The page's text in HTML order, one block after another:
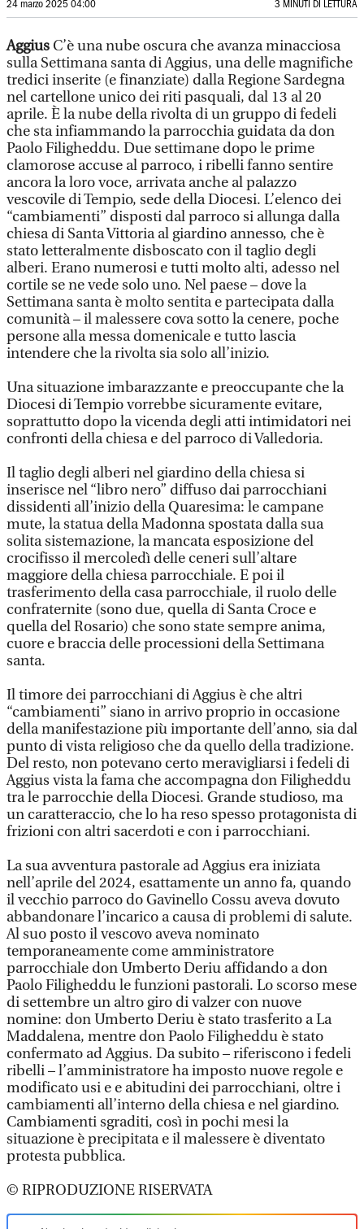
24 marzo 2025 04:00 3 MINUTI DI LETTURA
Aggius C’è una nube oscura che avanza minacciosa
sulla Settimana santa di Aggius, una delle magnifiche
tredici inserite (e finanziate) dalla Regione Sardegna
nel cartellone unico dei riti pasquali, dal 13 al 20
aprile. È la nube della rivolta di un gruppo di fedeli
che sta infiammando la parrocchia guidata da don
Paolo Filigheddu. Due settimane dopo le prime
clamorose accuse al parroco, i ribelli fanno sentire
ancora la loro voce, arrivata anche al palazzo
vescovile di Tempio, sede della Diocesi. L’elenco dei
“cambiamenti” disposti dal parroco si allunga dalla
chiesa di Santa Vittoria al giardino annesso, che è
stato letteralmente disboscato con il taglio degli
alberi. Erano numerosi e tutti molto alti, adesso nel
cortile se ne vede solo uno. Nel paese – dove la
Settimana santa è molto sentita e partecipata dalla
comunità – il malessere cova sotto la cenere, poche
persone alla messa domenicale e tutto lascia
intendere che la rivolta sia solo all’inizio.
Una situazione imbarazzante e preoccupante che la
Diocesi di Tempio vorrebbe sicuramente evitare,
soprattutto dopo la vicenda degli atti intimidatori nei
confronti della chiesa e del parroco di Valledoria.
Il taglio degli alberi nel giardino della chiesa si
inserisce nel “libro nero” diffuso dai parrocchiani
dissidenti all’inizio della Quaresima: le campane
mute, la statua della Madonna spostata dalla sua
solita sistemazione, la mancata esposizione del
crocifisso il mercoledì delle ceneri sull’altare
maggiore della chiesa parrocchiale. E poi il
trasferimento della casa parrocchiale, il ruolo delle
confraternite (sono due, quella di Santa Croce e
quella del Rosario) che sono state sempre anima,
cuore e braccia delle processioni della Settimana
santa.
Il timore dei parrocchiani di Aggius è che altri
“cambiamenti” siano in arrivo proprio in occasione
della manifestazione più importante dell’anno, sia dal
punto di vista religioso che da quello della tradizione.
Del resto, non potevano certo meravigliarsi i fedeli di
Aggius vista la fama che accompagna don Filigheddu
tra le parrocchie della Diocesi. Grande studioso, ma
un caratteraccio, che lo ha reso spesso protagonista di
frizioni con altri sacerdoti e con i parrocchiani.
La sua avventura pastorale ad Aggius era iniziata
nell’aprile del 2024, esattamente un anno fa, quando
il vecchio parroco do Gavinello Cossu aveva dovuto
abbandonare l’incarico a causa di problemi di salute.
Al suo posto il vescovo aveva nominato
temporaneamente come amministratore
parrocchiale don Umberto Deriu affidando a don
Paolo Filigheddu le funzioni pastorali. Lo scorso mese
di settembre un altro giro di valzer con nuove
nomine: don Umberto Deriu è stato trasferito a La
Maddalena, mentre don Paolo Filigheddu è stato
confermato ad Aggius. Da subito – riferiscono i fedeli
ribelli – l’amministratore ha imposto nuove regole e
modificato usi e e abitudini dei parrocchiani, oltre i
cambiamenti all’interno della chiesa e nel giardino.
Cambiamenti sgraditi, così in pochi mesi la
situazione è precipitata e il malessere è diventato
protesta pubblica.
© RIPRODUZIONE RISERVATA